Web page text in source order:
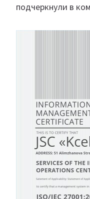
подчеркнули в